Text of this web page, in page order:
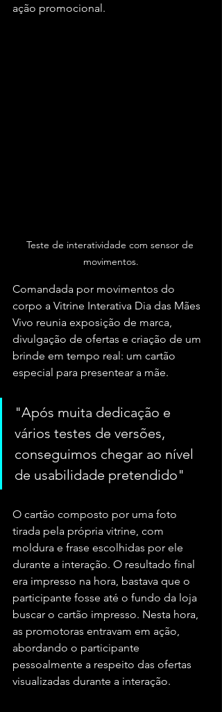
ação promocional.
Teste de interatividade com sensor de
movimentos.
Comandada por movimentos do
corpo a Vitrine Interativa Dia das Mães
Vivo reunia exposição de marca,
divulgação de ofertas e criação de um
brinde em tempo real: um cartão
especial para presentear a mãe.
"Após muita dedicação e
vários testes de versões,
conseguimos chegar ao nível
de usabilidade pretendido"
O cartão composto por uma foto
tirada pela própria vitrine, com
moldura e frase escolhidas por ele
durante a interação. O resultado final
era impresso na hora, bastava que o
participante fosse até o fundo da loja
buscar o cartão impresso. Nesta hora,
as promotoras entravam em ação,
abordando o participante
pessoalmente a respeito das ofertas
visualizadas durante a interação.